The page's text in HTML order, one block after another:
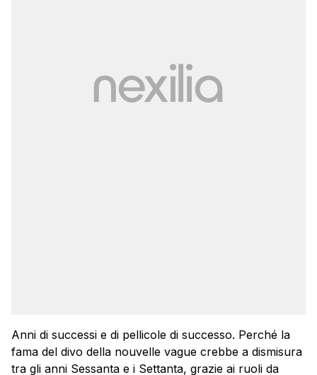
Anni di successi e di pellicole di successo. Perché la
fama del divo della nouvelle vague crebbe a dismisura
tra gli anni Sessanta e i Settanta, grazie ai ruoli da